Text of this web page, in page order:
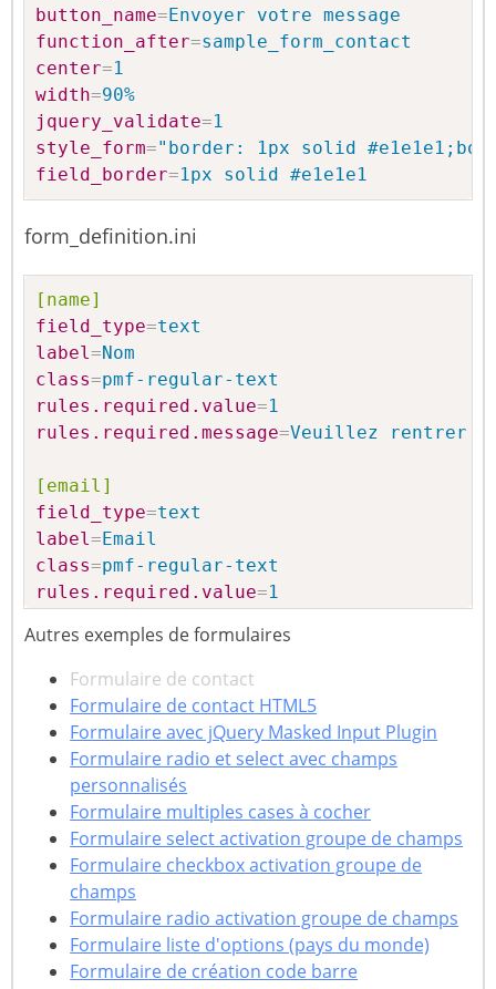
button_name=Envoyer votre message
function_after=sample_form_contact
center=1
width=90%
jquery_validate=1
style_form="border: 1px solid
field_border=1px solid #e1e1e1
form_definition.ini
[name]
field_type=text
label=Nom
class=pmf-regular-text
rules.required.value=1
rules.required.message=Veuillez rentrer
[email]
field_type=text
label=Email
class=pmf-regular-text
rules.required.value=1
rules.email.value=1
rules.email.message=
[url]
field_type=text
label=Site Web
class=pmf-regular-text
rules.url.value=1
[message]
field_type=textarea
label=Message
rows=5
Autres exemples de formulaires
Formulaire de contact
Formulaire de contact HTML5
Formulaire avec jQuery Masked Input Plugin
Formulaire radio et select avec champs
personnalisés
Formulaire multiples cases à cocher
Formulaire select activation groupe de champs
Formulaire checkbox activation groupe de
champs
Formulaire radio activation groupe de champs
Formulaire liste d'options (pays du monde)
Formulaire de création code barre